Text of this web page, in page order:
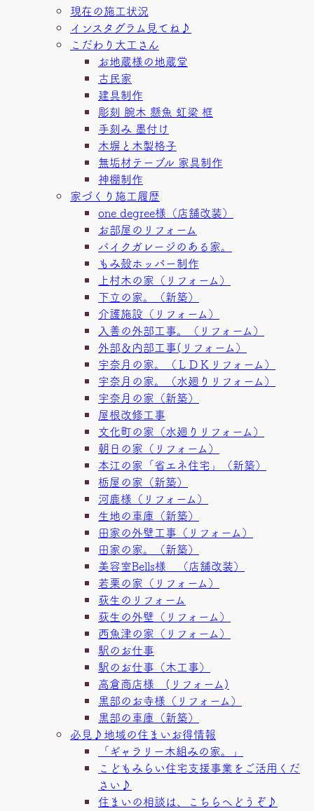
現在の施工状況
インスタグラム見てね♪
こだわり大工さん
お地蔵様の地蔵堂
古民家
建具制作
彫刻 腕木 懸魚 虹梁 框
手刻み 墨付け
木塀と木製格子
無垢材テーブル 家具制作
神棚制作
家づくり施工履歴
one degree様（店舗改装）
お部屋のリフォーム
バイクガレージのある家。
もみ殻ホッパー制作
上村木の家（リフォーム）
下立の家。（新築）
介護施設（リフォーム）
入善の外部工事。（リフォーム）
外部＆内部工事(リフォーム）
宇奈月の家。（ＬＤＫリフォーム）
宇奈月の家。（水廻りリフォーム）
宇奈月の家（新築）
屋根改修工事
文化町の家（水廻りリフォーム）
朝日の家（リフォーム）
本江の家「省エネ住宅」（新築）
栃屋の家（新築）
河鹿様（リフォーム）
生地の車庫（新築）
田家の外壁工事（リフォーム）
田家の家。（新築）
美容室Bells様 （店舗改装）
若栗の家（リフォーム）
荻生のリフォーム
荻生の外壁（リフォーム）
西魚津の家（リフォーム）
駅のお仕事
駅のお仕事（木工事）
高倉商店様 (リフォーム)
黒部のお寺様（リフォーム）
黒部の車庫（新築）
必見♪地域の住まいお得情報
「ギャラリー木組みの家。」
こどもみらい住宅支援事業をご活用くだ
さい♪
住まいの相談は、こちらへどうぞ♪